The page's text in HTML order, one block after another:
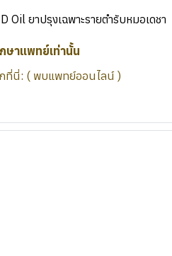
Oil ยาปรุงเฉพาะรายตำรับหมอเดชา
ษาแพทย์เท่านั้น
ที่นี่: ( พบแพทย์ออนไลน์ )